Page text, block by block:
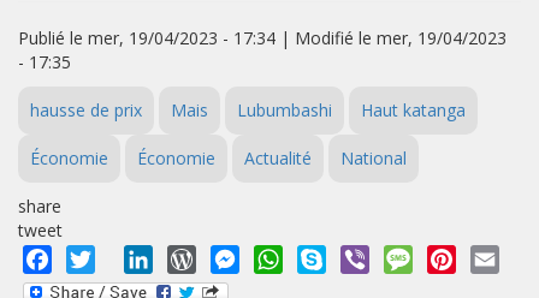
Publié le mer, 19/04/2023 - 17:34 | Modifié le mer, 19/04/2023
- 17:35
hausse de prix Mais Lubumbashi Haut katanga
Économie Économie Actualité National
share
tweet
Facebook
Twitter LinkedInWordPressMessengerWhatsApp
Skype Viber MessagePinterest